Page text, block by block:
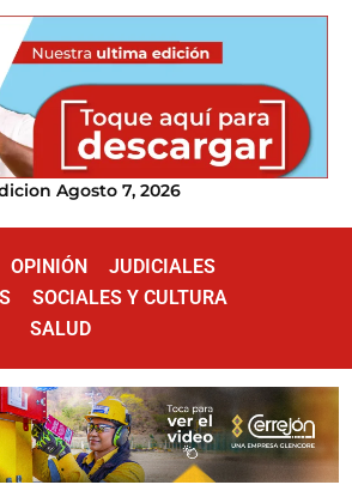
Agosto 7, 2026
OPINIÓN
JUDICIALES
SOCIALES Y CULTURA
SALUD